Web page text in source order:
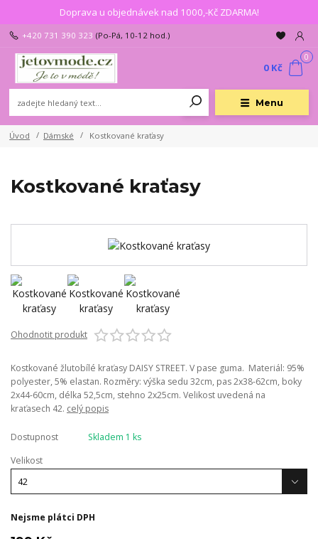
Doprava u objednávek nad 1000,-Kč ZDARMA!
Menu
+420 731 390 323 (Po-Pá, 10-12 hod.)
0
0 Kč
Úvod Dámské Kostkované kraťasy
Kostkované kraťasy
Ohodnotit produkt
Kostkované žlutobílé kraťasy DAISY STREET. V pase guma. Materiál: 95%
polyester, 5% elastan. Rozměry: výška sedu 32cm, pas 2x38-62cm, boky
2x44-60cm, délka 52,5cm, stehno 2x25cm. Velikost uvedená na
kraťasech 42. celý popis
Dostupnost
Skladem 1 ks
Velikost
Nejsme plátci DPH